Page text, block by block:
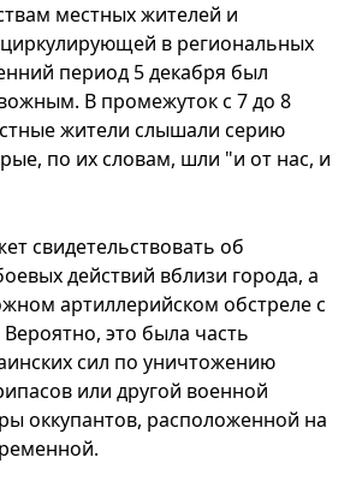
местных жителей и
в региональных
период 5 декабря был
В промежуток с 7 до 8
жители слышали серию
по их словам, шли "и от нас, и
свидетельствовать об
действий вблизи города, а
артиллерийском обстреле с
это была часть
сил по уничтожению
или другой военной
оккупантов, расположенной на